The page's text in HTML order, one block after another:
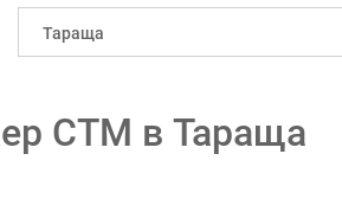
Тараща
СТМ в Тараща